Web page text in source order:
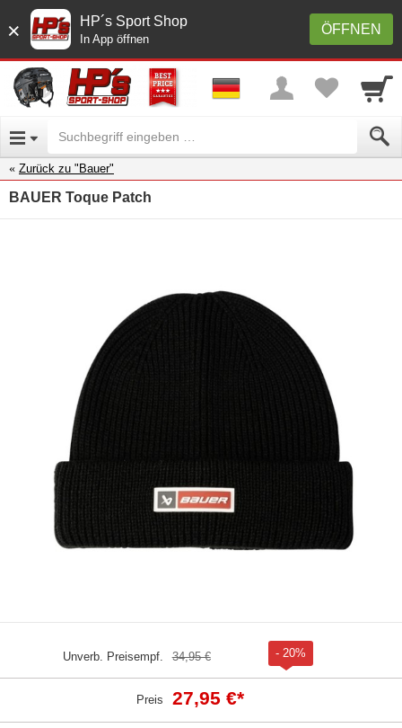
× ÖFFNEN
HP´s Sport Shop
In App öffnen
Zurück zu "Bauer"
BAUER Toque Patch
Unverb. Preisempf. 34,95 € - 20%
Preis 27,95 €*